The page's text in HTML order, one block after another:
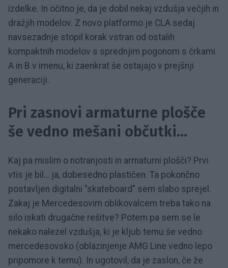
izdelke. In očitno je, da je dobil nekaj vzdušja večjih in
dražjih modelov. Z novo platformo je CLA sedaj
navsezadnje stopil korak vstran od ostalih
kompaktnih modelov s sprednjim pogonom s črkami
A in B v imenu, ki zaenkrat še ostajajo v prejšnji
generaciji.
Pri zasnovi armaturne plošče
še vedno mešani občutki...
Kaj pa mislim o notranjosti in armaturni plošči? Prvi
vtis je bil… ja, dobesedno plastičen. Ta pokončno
postavljen digitalni "skateboard" sem slabo sprejel.
Zakaj je Mercedesovim oblikovalcem treba tako na
silo iskati drugačne rešitve? Potem pa sem se le
nekako nalezel vzdušja, ki je kljub temu še vedno
mercedesovsko (oblazinjenje AMG Line vedno lepo
pripomore k temu). In ugotovil, da je zaslon, če že